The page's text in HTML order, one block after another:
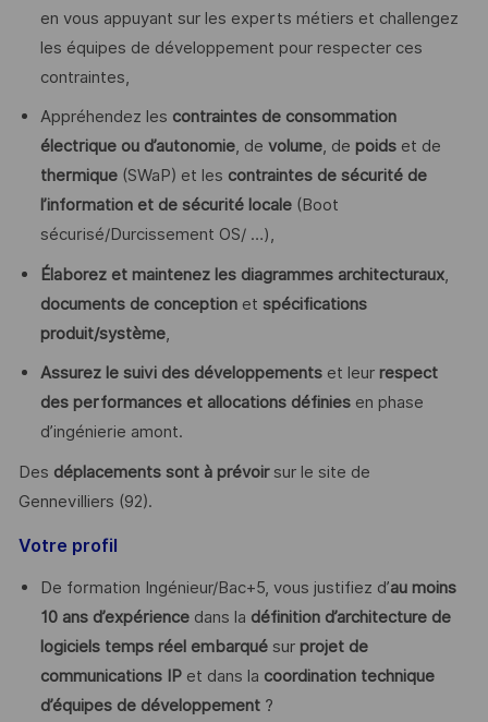
en vous appuyant sur les experts métiers et challengez
les équipes de développement pour respecter ces
contraintes,
Appréhendez les contraintes de consommation
électrique ou d’autonomie, de volume, de poids et de
thermique(SWaP) et les contraintes de sécurité de
l’information et de sécurité locale(Boot
sécurisé/Durcissement OS/ …),
Élaborez et maintenez les diagrammes architecturaux,
documents de conceptionet spécifications
produit/système,
Assurez le suivi des développementset leur respect
des performances et allocations définiesen phase
d’ingénierie amont.
Des déplacements sont à prévoirsur le site de
Gennevilliers (92).
Votre profil
De formation Ingénieur/Bac+5, vous justifiez d’au moins
10 ans d’expérience dans la définition d’architecture de
logiciels temps réel embarquésur projet de
communications IP et dans la coordination technique
d’équipes de développement ?